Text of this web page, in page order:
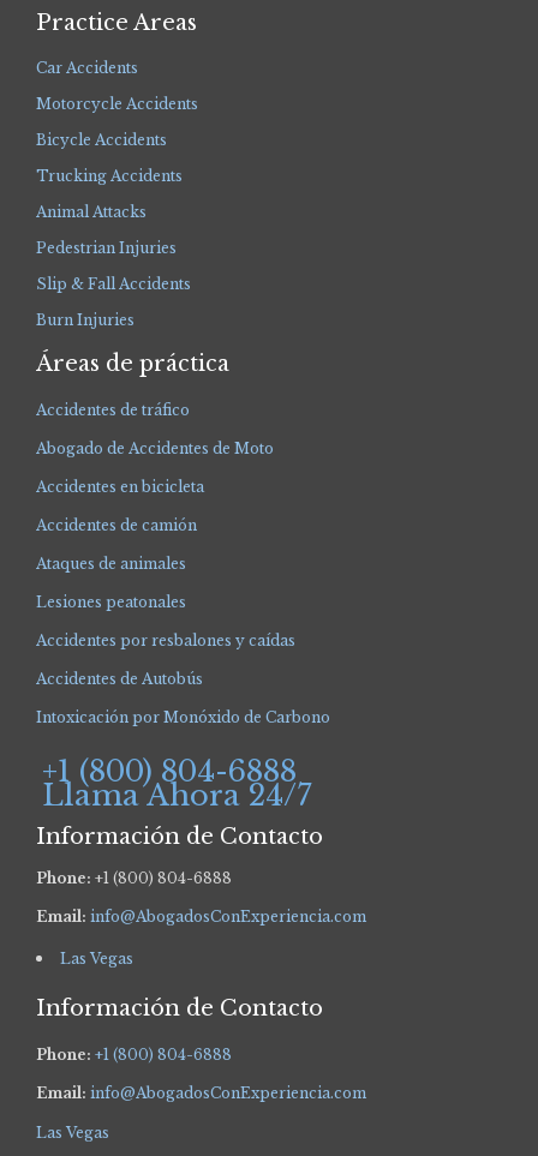
Practice Areas
Car Accidents
Motorcycle Accidents
Bicycle Accidents
Trucking Accidents
Animal Attacks
Pedestrian Injuries
Slip & Fall Accidents
Burn Injuries
Áreas de práctica
Accidentes de tráfico
Abogado de Accidentes de Moto
Accidentes en bicicleta
Accidentes de camión
Ataques de animales
Lesiones peatonales
Accidentes por resbalones y caídas
Accidentes de Autobús
Intoxicación por Monóxido de Carbono
+1 (800) 804-6888
Llama Ahora 24/7
Información de Contacto
Phone: +1 (800) 804-6888
Email: info@AbogadosConExperiencia.com
Las Vegas
Información de Contacto
Phone: +1 (800) 804-6888
Email: info@AbogadosConExperiencia.com
Las Vegas